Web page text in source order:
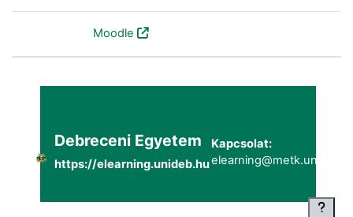
Moodle
Debreceni Egyetem
https://elearning.unideb.hu
Kapcsolat: